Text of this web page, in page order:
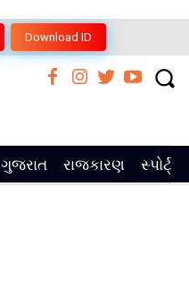
Download ID
ગુજરાત રાજકારણ સ્પોર્ટ્સ